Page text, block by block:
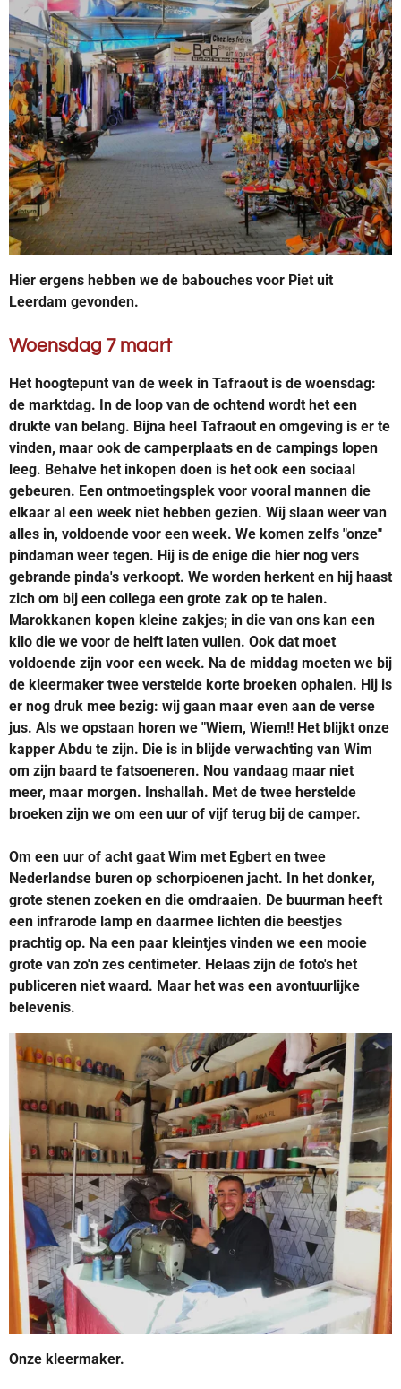
Hier ergens hebben we de babouches voor Piet uit
Leerdam gevonden.
Woensdag 7 maart
Het hoogtepunt van de week in Tafraout is de woensdag:
de marktdag. In de loop van de ochtend wordt het een
drukte van belang. Bijna heel Tafraout en omgeving is er te
vinden, maar ook de camperplaats en de campings lopen
leeg. Behalve het inkopen doen is het ook een sociaal
gebeuren. Een ontmoetingsplek voor vooral mannen die
elkaar al een week niet hebben gezien. Wij slaan weer van
alles in, voldoende voor een week. We komen zelfs "onze"
pindaman weer tegen. Hij is de enige die hier nog vers
gebrande pinda's verkoopt. We worden herkent en hij haast
zich om bij een collega een grote zak op te halen.
Marokkanen kopen kleine zakjes; in die van ons kan een
kilo die we voor de helft laten vullen. Ook dat moet
voldoende zijn voor een week. Na de middag moeten we bij
de kleermaker twee verstelde korte broeken ophalen. Hij is
er nog druk mee bezig: wij gaan maar even aan de verse
jus. Als we opstaan horen we "Wiem, Wiem!! Het blijkt onze
kapper Abdu te zijn. Die is in blijde verwachting van Wim
om zijn baard te fatsoeneren. Nou vandaag maar niet
meer, maar morgen. Inshallah. Met de twee herstelde
broeken zijn we om een uur of vijf terug bij de camper.
Om een uur of acht gaat Wim met Egbert en twee
Nederlandse buren op schorpioenen jacht. In het donker,
grote stenen zoeken en die omdraaien. De buurman heeft
een infrarode lamp en daarmee lichten die beestjes
prachtig op. Na een paar kleintjes vinden we een mooie
grote van zo'n zes centimeter. Helaas zijn de foto's het
publiceren niet waard. Maar het was een avontuurlijke
belevenis.
Onze kleermaker.